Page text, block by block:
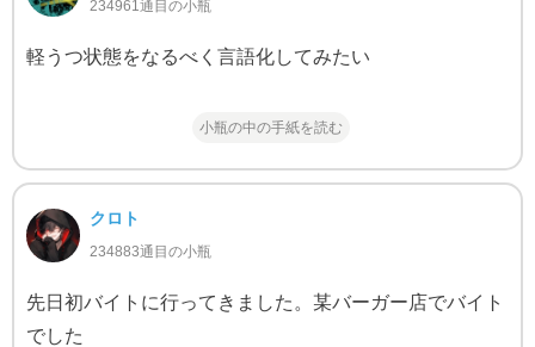
234961通目の小瓶
軽うつ状態をなるべく言語化してみたい
小瓶の中の手紙を読む
クロト
234883通目の小瓶
先日初バイトに行ってきました。某バーガー店でバイト
でした